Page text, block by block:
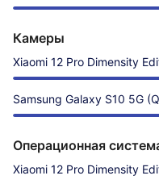
Камеры
Xiaomi 12 Pro Dimensity
Samsung Galaxy S10 5G
Операционная
Xiaomi 12 Pro Dimensity